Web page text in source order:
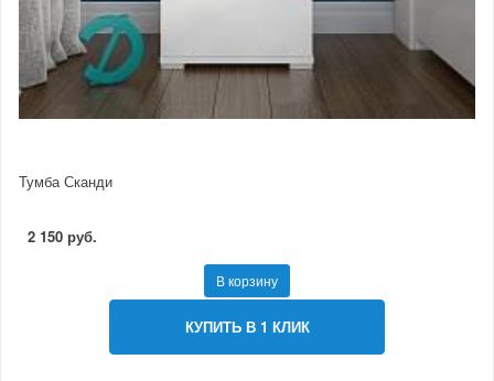
Тумба Сканди
2 150 руб.
В корзину
КУПИТЬ В 1 КЛИК